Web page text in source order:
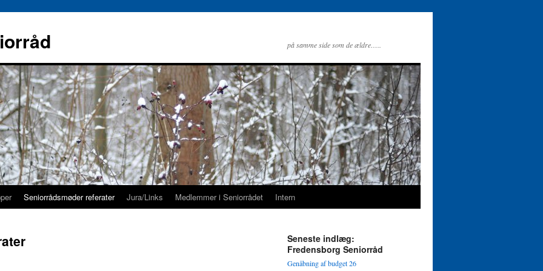
på samme side som de ældre…..
Seniorrådsmøder referater Jura/Links Medlemmer i Seniorrådet Intern
Seneste indlæg:
Fredensborg Seniorråd
Genåbning af budget 26